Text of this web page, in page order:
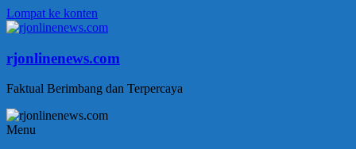
Lompat ke konten
rjonlinenews.com
Faktual Berimbang dan Terpercaya
Menu